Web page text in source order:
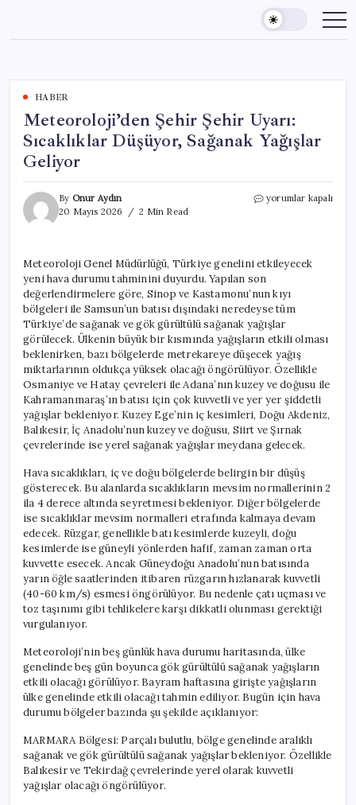
content
HABER
Meteoroloji’den Şehir Şehir Uyarı:
Sıcaklıklar Düşüyor, Sağanak Yağışlar
Geliyor
By Onur Aydın
20 Mayıs 2026
2 Min Read
Meteoroloji’den
Düşüyor,
Yağışlar
Geliyor
için
yorumlar kapalı
Meteoroloji Genel Müdürlüğü, Türkiye genelini etkileyecek
yeni hava durumu tahminini duyurdu. Yapılan son
değerlendirmelere göre, Sinop ve Kastamonu’nun kıyı
bölgeleri ile Samsun’un batısı dışındaki neredeyse tüm
Türkiye’de sağanak ve gök gürültülü sağanak yağışlar
görülecek. Ülkenin büyük bir kısmında yağışların etkili olması
beklenirken, bazı bölgelerde metrekareye düşecek yağış
miktarlarının oldukça yüksek olacağı öngörülüyor. Özellikle
Osmaniye ve Hatay çevreleri ile Adana’nın kuzey ve doğusu ile
Kahramanmaraş’ın batısı için çok kuvvetli ve yer yer şiddetli
yağışlar bekleniyor. Kuzey Ege’nin iç kesimleri, Doğu Akdeniz,
Balıkesir, İç Anadolu’nun kuzey ve doğusu, Siirt ve Şırnak
çevrelerinde ise yerel sağanak yağışlar meydana gelecek.
Hava sıcaklıkları, iç ve doğu bölgelerde belirgin bir düşüş
gösterecek. Bu alanlarda sıcaklıkların mevsim normallerinin 2
ila 4 derece altında seyretmesi bekleniyor. Diğer bölgelerde
ise sıcaklıklar mevsim normalleri etrafında kalmaya devam
edecek. Rüzgar, genellikle batı kesimlerde kuzeyli, doğu
kesimlerde ise güneyli yönlerden hafif, zaman zaman orta
kuvvette esecek. Ancak Güneydoğu Anadolu’nun batısında
yarın öğle saatlerinden itibaren rüzgarın hızlanarak kuvvetli
(40-60 km/s) esmesi öngörülüyor. Bu nedenle çatı uçması ve
toz taşınımı gibi tehlikelere karşı dikkatli olunması gerektiği
vurgulanıyor.
Meteoroloji’nin beş günlük hava durumu haritasında, ülke
genelinde beş gün boyunca gök gürültülü sağanak yağışların
etkili olacağı görülüyor. Bayram haftasına girişte yağışların
ülke genelinde etkili olacağı tahmin ediliyor. Bugün için hava
durumu bölgeler bazında şu şekilde açıklanıyor:
MARMARA Bölgesi: Parçalı bulutlu, bölge genelinde aralıklı
sağanak ve gök gürültülü sağanak yağışlar bekleniyor. Özellikle
Balıkesir ve Tekirdağ çevrelerinde yerel olarak kuvvetli
yağışlar olacağı öngörülüyor.